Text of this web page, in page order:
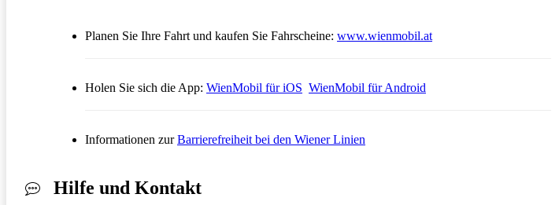
Planen Sie Ihre Fahrt und kaufen Sie Fahrscheine: www.wienmobil.atÖffnet in einem neuen Tab
Holen Sie sich die App: WienMobil für iOS Öffnet in einem neuen Tab
WienMobil für Android
Informationen zurBarrierefreiheit bei den Wiener Linien
Hilfe und Kontakt